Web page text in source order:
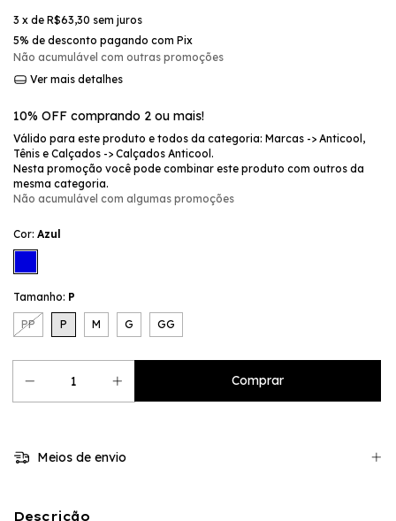
3 x de R$63,30 sem juros
5% de desconto pagando com Pix
Não acumulável com outras promoções
Ver mais detalhes
10% OFF comprando 2 ou mais!
Válido para este produto e todos da categoria: Marcas -> Anticool,
Tênis e Calçados -> Calçados Anticool.
Nesta promoção você pode combinar este produto com outros da
mesma categoria.
Não acumulável com algumas promoções
Cor: Azul
Tamanho: P
PP P M G GG
Meios de envio
Descrição